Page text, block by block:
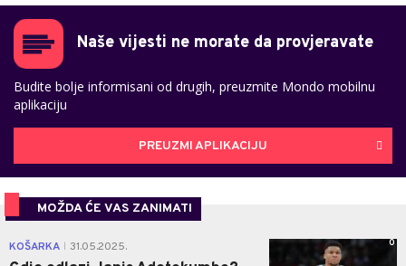
Naše vijesti ne morate da provjeravate
Budite bolje informisani od drugih, preuzmite Mondo mobilnu
aplikaciju
PREUZMI APLIKACIJU
MOŽDA ĆE VAS ZANIMATI
KOŠARKA 31.05.2025. 0